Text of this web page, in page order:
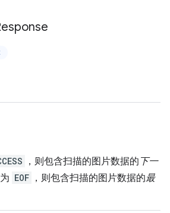
，则包含扫描的图片数据的 下一
为 EOF ，则包含扫描的图片数据的最